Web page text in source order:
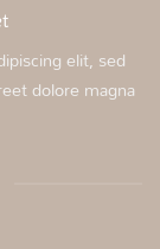
elit, sed
dolore magna